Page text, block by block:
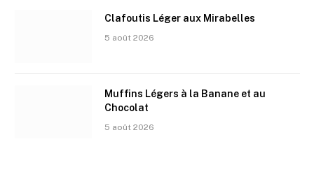
Clafoutis Léger aux Mirabelles
5 août 2026
Muffins Légers à la Banane et au
Chocolat
5 août 2026